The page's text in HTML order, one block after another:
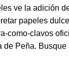
ve la adición
papeles
como-clavos
de Peña.